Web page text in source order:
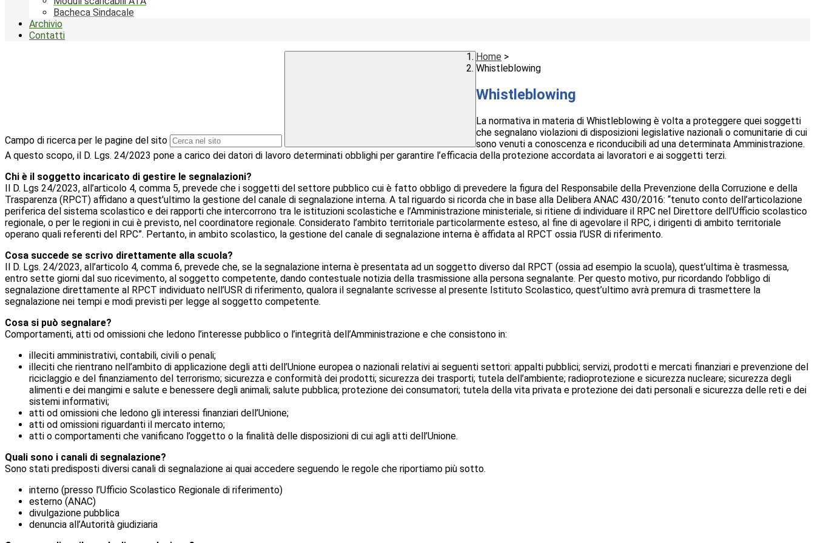
Bacheca Sindacale
Archivio
Contatti
Campo di ricerca per le pagine del sito
Home >
Whistleblowing
Whistleblowing
La normativa in materia di Whistleblowing è volta a proteggere quei soggetti
che segnalano violazioni di disposizioni legislative nazionali o comunitarie di cui
sono venuti a conoscenza e riconducibili ad una determinata Amministrazione.
A questo scopo, il D. Lgs. 24/2023 pone a carico dei datori di lavoro determinati obblighi per garantire l’efficacia della protezione accordata ai lavoratori e ai soggetti terzi.
Chi è il soggetto incaricato di gestire le segnalazioni?
Il D. Lgs 24/2023, all’articolo 4, comma 5, prevede che i soggetti del settore pubblico cui è fatto obbligo di prevedere la figura del Responsabile della Prevenzione della Corruzione e della
Trasparenza (RPCT) affidano a quest'ultimo la gestione del canale di segnalazione interna. A tal riguardo si ricorda che in base alla Delibera ANAC 430/2016: “tenuto conto dell’articolazione
periferica del sistema scolastico e dei rapporti che intercorrono tra le istituzioni scolastiche e l’Amministrazione ministeriale, si ritiene di individuare il RPC nel Direttore dell’Ufficio scolastico
regionale, o per le regioni in cui è previsto, nel coordinatore regionale. Considerato l’ambito territoriale particolarmente esteso, al fine di agevolare il RPC, i dirigenti di ambito territoriale
operano quali referenti del RPC”. Pertanto, in ambito scolastico, la gestione del canale di segnalazione interna è affidata al RPCT ossia l’USR di riferimento.
Cosa succede se scrivo direttamente alla scuola?
Il D. Lgs. 24/2023, all’articolo 4, comma 6, prevede che, se la segnalazione interna è presentata ad un soggetto diverso dal RPCT (ossia ad esempio la scuola), quest’ultima è trasmessa,
entro sette giorni dal suo ricevimento, al soggetto competente, dando contestuale notizia della trasmissione alla persona segnalante. Per questo motivo, pur ricordando l’obbligo di
segnalazione direttamente al RPCT individuato nell’USR di riferimento, qualora il segnalante scrivesse al presente Istituto Scolastico, quest’ultimo avrà premura di trasmettere la
segnalazione nei tempi e modi previsti per legge al soggetto competente.
Cosa si può segnalare?
Comportamenti, atti od omissioni che ledono l’interesse pubblico o l’integrità dell’Amministrazione e che consistono in:
illeciti amministrativi, contabili, civili o penali;
illeciti che rientrano nell’ambito di applicazione degli atti dell’Unione europea o nazionali relativi ai seguenti settori: appalti pubblici; servizi, prodotti e mercati finanziari e prevenzione del
riciclaggio e del finanziamento del terrorismo; sicurezza e conformità dei prodotti; sicurezza dei trasporti; tutela dell’ambiente; radioprotezione e sicurezza nucleare; sicurezza degli
alimenti e dei mangimi e salute e benessere degli animali; salute pubblica; protezione dei consumatori; tutela della vita privata e protezione dei dati personali e sicurezza delle reti e dei
sistemi informativi;
atti od omissioni che ledono gli interessi finanziari dell’Unione;
atti od omissioni riguardanti il mercato interno;
atti o comportamenti che vanificano l’oggetto o la finalità delle disposizioni di cui agli atti dell’Unione.
Quali sono i canali di segnalazione?
Sono stati predisposti diversi canali di segnalazione ai quai accedere seguendo le regole che riportiamo più sotto.
interno (presso l’Ufficio Scolastico Regionale di riferimento)
esterno (ANAC)
divulgazione pubblica
denuncia all’Autorità giudiziaria